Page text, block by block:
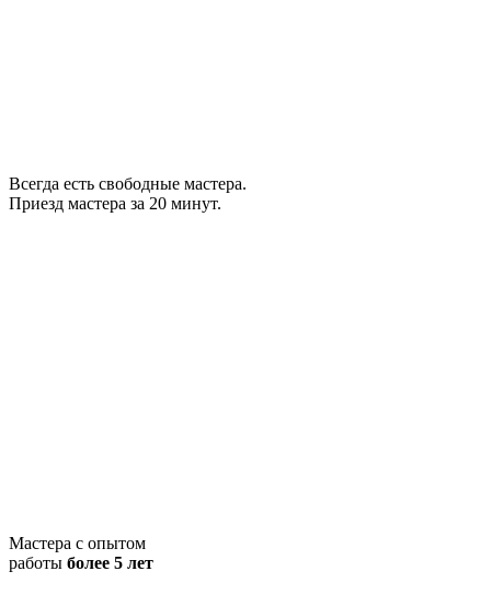
Всегда есть свободные мастера.
Приезд мастера за 20 минут.
Мастера с опытом
работы более 5 лет